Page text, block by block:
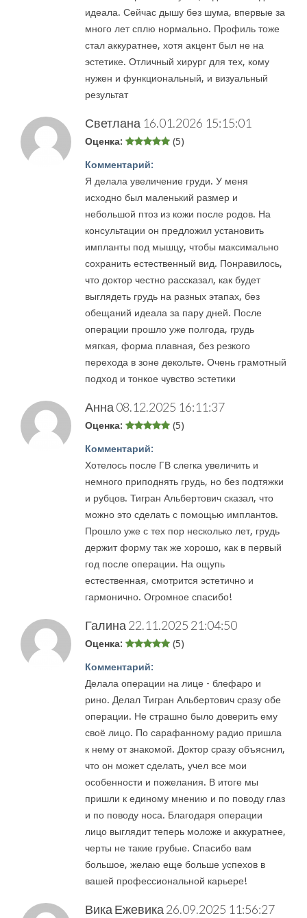
идеала. Сейчас дышу без шума, впервые за
много лет сплю нормально. Профиль тоже
стал аккуратнее, хотя акцент был не на
эстетике. Отличный хирург для тех, кому
нужен и функциональный, и визуальный
результат
Светлана 16.01.2026 15:15:01
Оценка: (5)
Комментарий:
Я делала увеличение груди. У меня
исходно был маленький размер и
небольшой птоз из кожи после родов. На
консультации он предложил установить
импланты под мышцу, чтобы максимально
сохранить естественный вид. Понравилось,
что доктор честно рассказал, как будет
выглядеть грудь на разных этапах, без
обещаний идеала за пару дней. После
операции прошло уже полгода, грудь
мягкая, форма плавная, без резкого
перехода в зоне декольте. Очень грамотный
подход и тонкое чувство эстетики
Анна 08.12.2025 16:11:37
Оценка: (5)
Комментарий:
Хотелось после ГВ слегка увеличить и
немного приподнять грудь, но без подтяжки
и рубцов. Тигран Альбертович сказал, что
можно это сделать с помощью имплантов.
Прошло уже с тех пор несколько лет, грудь
держит форму так же хорошо, как в первый
год после операции. На ощупь
естественная, смотрится эстетично и
гармонично. Огромное спасибо!
Галина 22.11.2025 21:04:50
Оценка: (5)
Комментарий:
Делала операции на лице - блефаро и
рино. Делал Тигран Альбертович сразу обе
операции. Не страшно было доверить ему
своё лицо. По сарафанному радио пришла
к нему от знакомой. Доктор сразу объяснил,
что он может сделать, учел все мои
особенности и пожелания. В итоге мы
пришли к единому мнению и по поводу глаз
и по поводу носа. Благодаря операции
лицо выглядит теперь моложе и аккуратнее,
черты не такие грубые. Спасибо вам
большое, желаю еще больше успехов в
вашей профессиональной карьере!
Вика Ежевика 26.09.2025 11:56:27